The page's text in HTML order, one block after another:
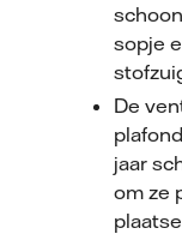
sopje
De
jaar
om ze